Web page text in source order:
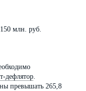
млн. руб.
дефлятор.
превышать 265,8